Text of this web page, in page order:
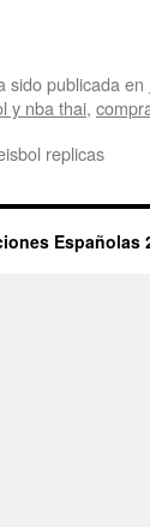
sido publicada en
y nba thai,
replicas
Españolas